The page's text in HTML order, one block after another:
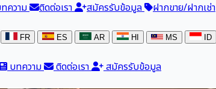
ความ ติดต่อเรา สมัครรับข้อมูล ฝากขาย/ฝากเช่า
FR ES AR HI MS ID
บทความ ติดต่อเรา
สมัครรับข้อมูล